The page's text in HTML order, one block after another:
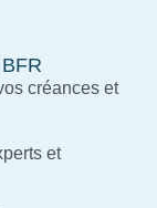
créances et
et